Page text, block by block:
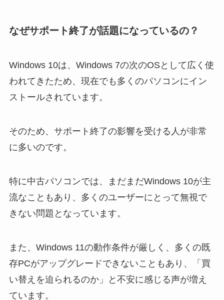
なぜサポート終了が話題になっているの？
Windows 10は、Windows 7の次のOSとして広く使
われてきたため、現在でも多くのパソコンにイン
ストールされています。
そのため、サポート終了の影響を受ける人が非常
に多いのです。
特に中古パソコンでは、まだまだWindows 10が主
流なこともあり、多くのユーザーにとって無視で
きない問題となっています。
また、Windows 11の動作条件が厳しく、多くの既
存PCがアップグレードできないこともあり、「買
い替えを迫られるのか」と不安に感じる声が増え
ています。